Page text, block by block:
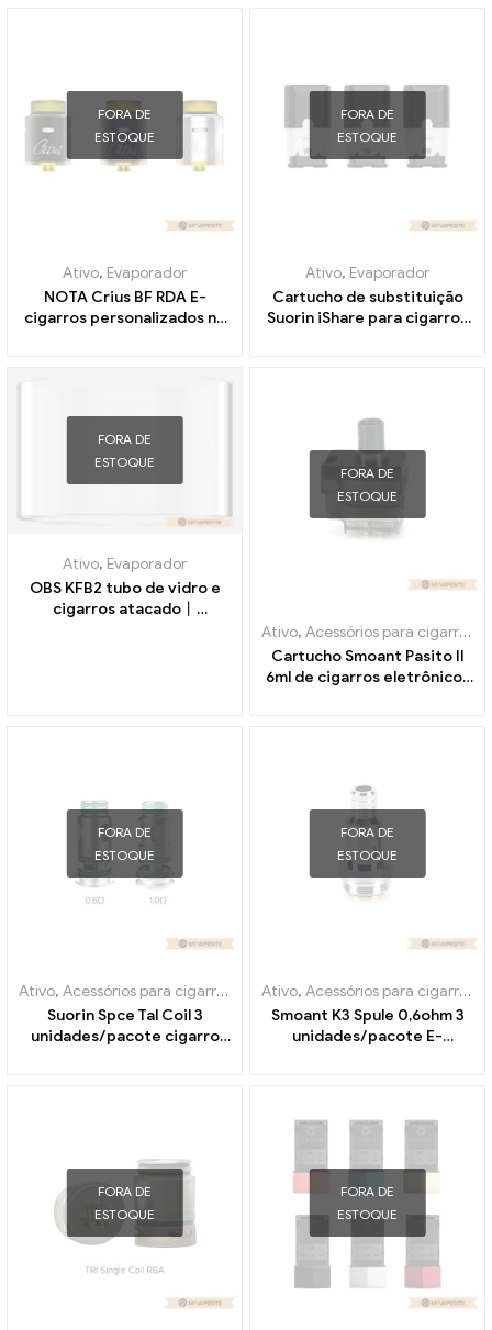
FORA DE
ESTOQUE
Ativo, Evaporador
NOTA Crius BF RDA E-
cigarros personalizados no
FORA DE
ESTOQUE
Ativo, Evaporador
Cartucho de substituição
Suorin iShare para cigarros
FORA DE
ESTOQUE
Ativo, Evaporador
OBS KFB2 tubo de vidro e
cigarros atacado丨
FORA DE
ESTOQUE
Ativo, Acessórios para cigarros eletrônicos
Cartucho Smoant Pasito II
6ml de cigarros eletrônicos
FORA DE
ESTOQUE
Ativo, Acessórios para cigarros eletrônicos ,Evaporador
Suorin Spce Tal Coil 3
unidades/pacote cigarro
FORA DE
ESTOQUE
Ativo, Acessórios para cigarros eletrônicos
Smoant K3 Spule 0,6ohm 3
unidades/pacote E-
FORA DE
ESTOQUE
FORA DE
ESTOQUE